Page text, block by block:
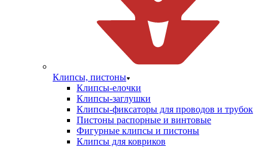
Клипсы, пистоны
Клипсы-елочки
Клипсы-заглушки
Клипсы-фиксаторы для проводов и трубок
Пистоны распорные и винтовые
Фигурные клипсы и пистоны
Клипсы для ковриков